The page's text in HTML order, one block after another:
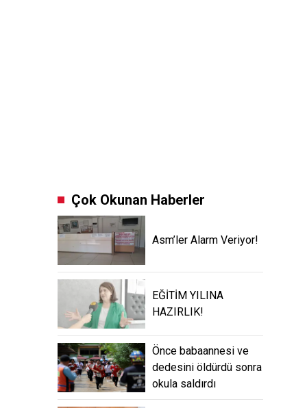
Çok Okunan Haberler
Asm’ler Alarm Veriyor!
EĞİTİM YILINA
HAZIRLIK!
Önce babaannesi ve
dedesini öldürdü sonra
okula saldırdı